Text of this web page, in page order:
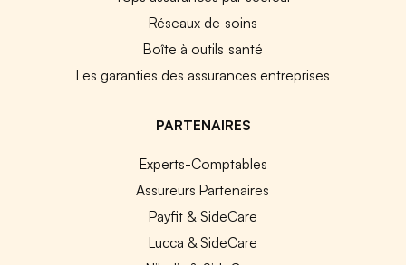
Réseaux de soins
Boîte à outils santé
Les garanties des assurances entreprises
PARTENAIRES
Experts-Comptables
Assureurs Partenaires
Payfit & SideCare
Lucca & SideCare